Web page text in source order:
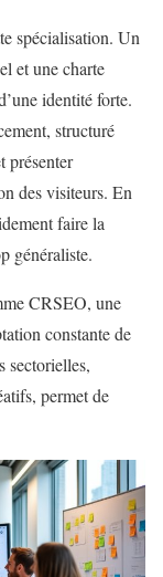
spécialisation. Un
et une charte
identité forte.
structuré
présenter
des visiteurs. En
faire la
généraliste.
CRSEO, une
constante de
sectorielles,
permet de